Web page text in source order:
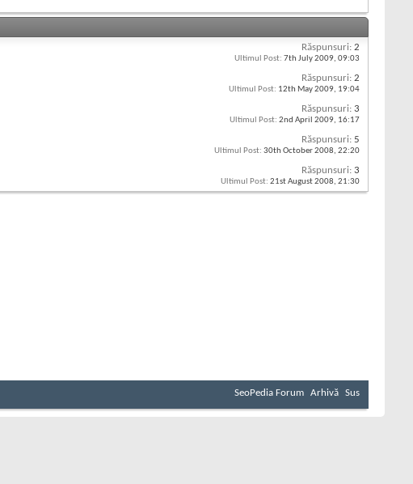
Răspunsuri: 2
Ultimul Post: 7th July 2009, 09:03
Răspunsuri: 2
Ultimul Post: 12th May 2009, 19:04
Răspunsuri: 3
Ultimul Post: 2nd April 2009, 16:17
Răspunsuri: 5
Ultimul Post: 30th October 2008, 22:20
Răspunsuri: 3
Ultimul Post: 21st August 2008, 21:30
SeoPedia Forum Arhivă Sus